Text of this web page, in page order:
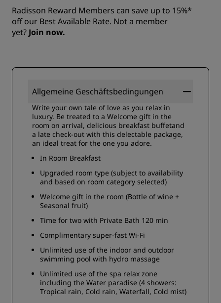
Radisson Reward Members can save up to 15%*
off our Best Available Rate. Not a member
yet? Join now.
Allgemeine Geschäftsbedingungen
Write your own tale of love as you relax in
luxury. Be treated to a Welcome gift in the
room on arrival, delicious breakfast buffetand
a late check-out with this delectable package,
an ideal treat for the one you adore.
In Room Breakfast
Upgraded room type (subject to availability
and based on room category selected)
Welcome gift in the room (Bottle of wine +
Seasonal fruit)
Time for two with Private Bath 120 min
Complimentary super-fast Wi-Fi
Unlimited use of the indoor and outdoor
swimming pool with hydro massage
Unlimited use of the spa relax zone
including the Water paradise (4 showers:
Tropical rain, Cold rain, Waterfall, Cold mist)